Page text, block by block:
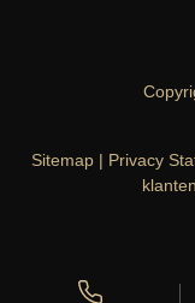
Sitemap | Privacy